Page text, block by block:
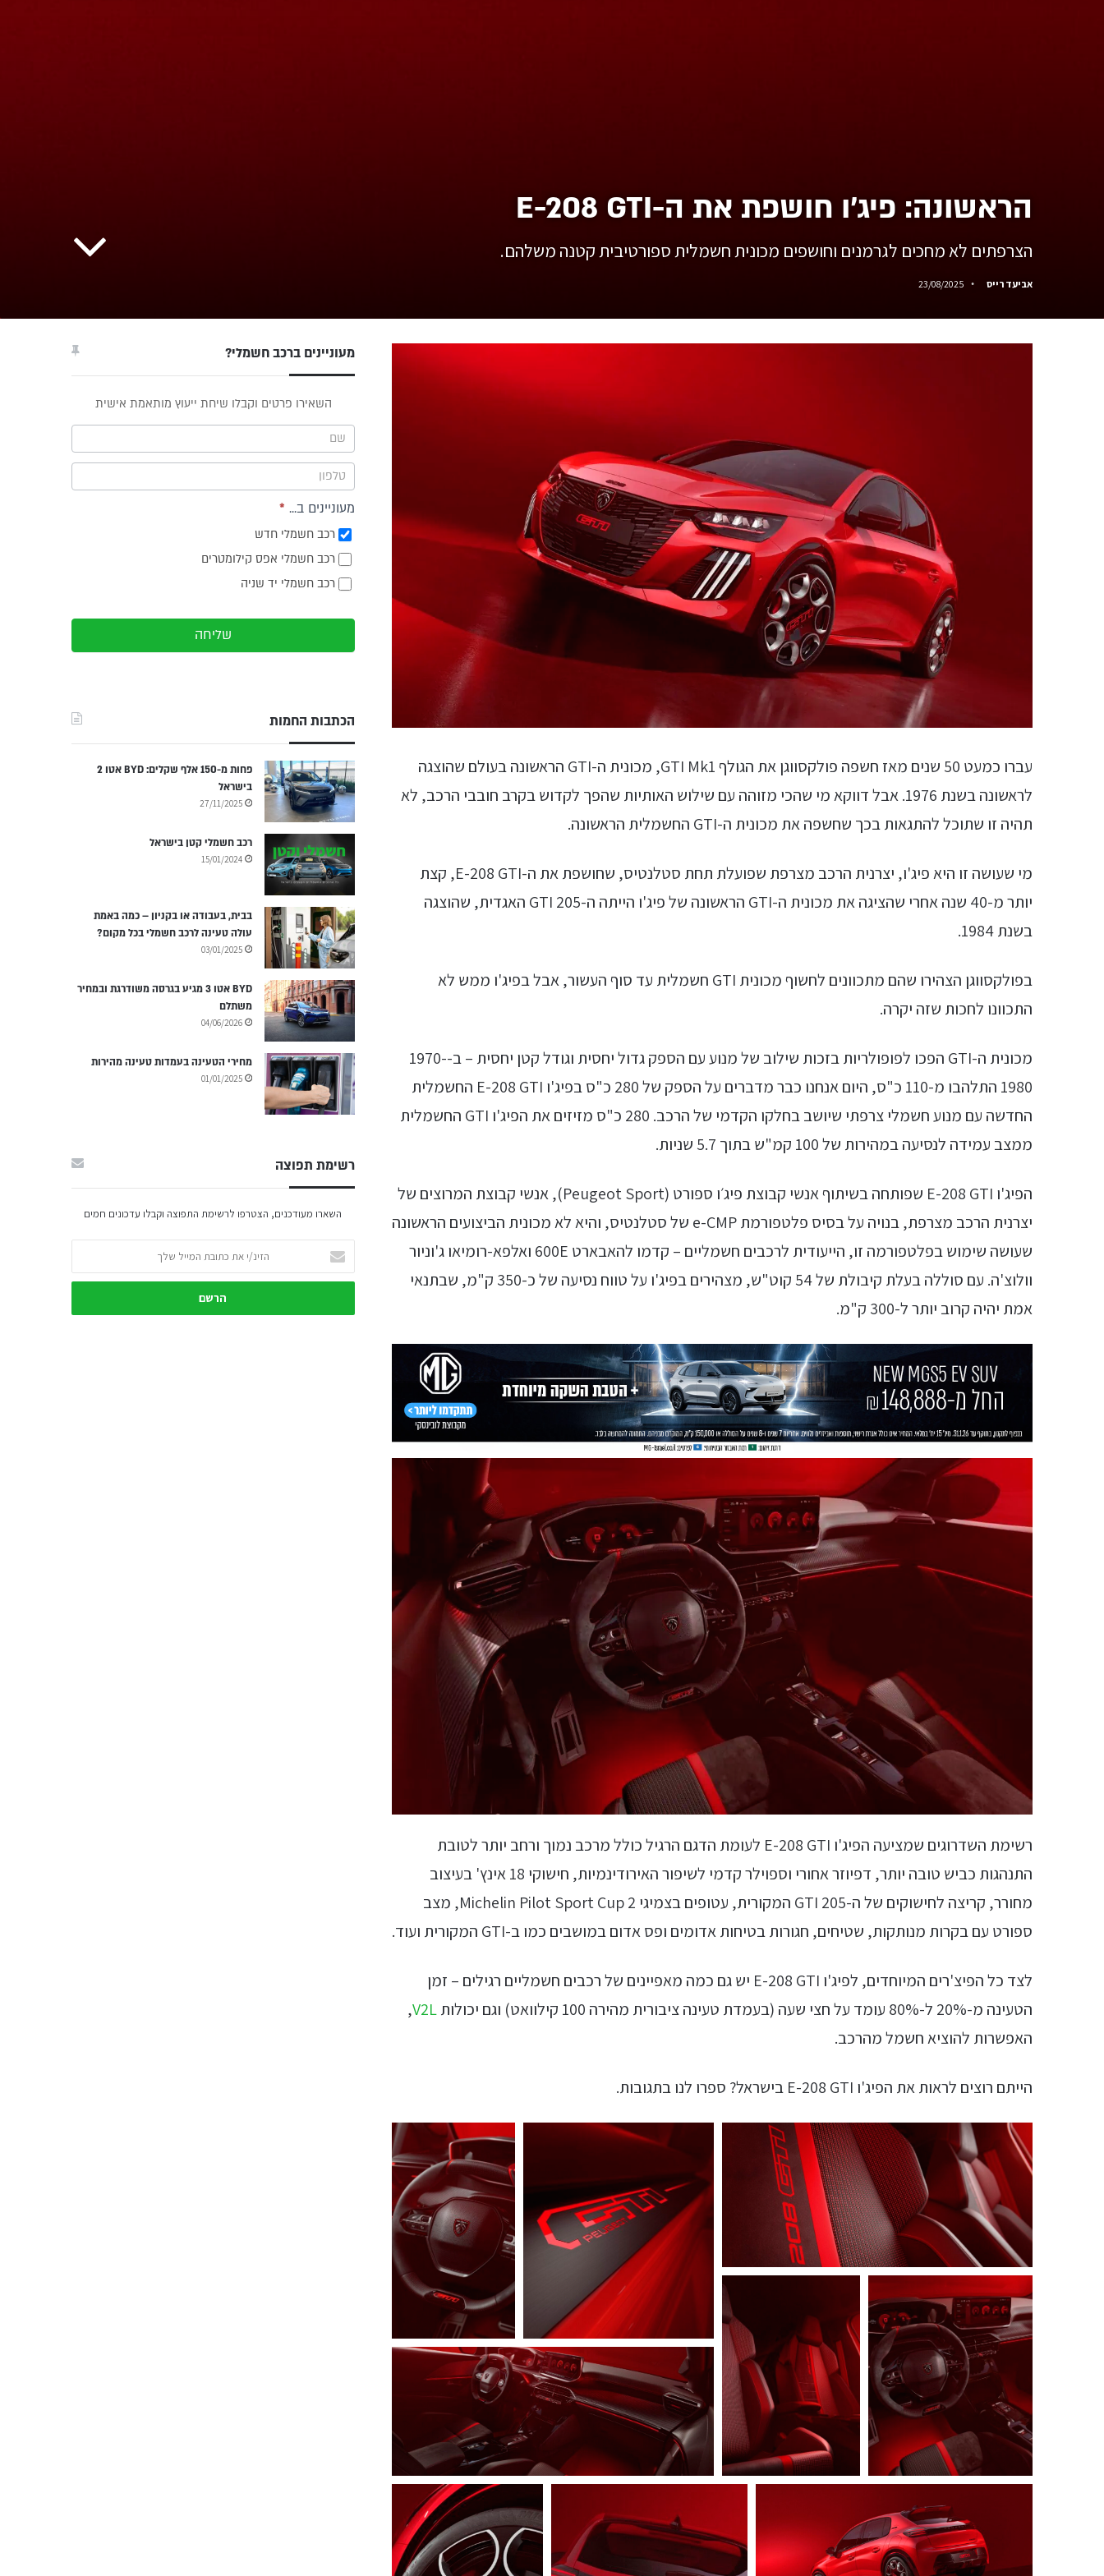
הראשונה: פיג'ו חושפת את ה-E-208 GTI
הצרפתים לא מחכים לגרמנים וחושפים מכונית חשמלית ספורטיבית קטנה משלהם.
אביעד רייס 23/08/2025
עברו כמעט 50 שנים מאז חשפה פולקסווגן את הגולף GTI Mk1, מכונית ה-GTI הראשונה בעולם שהוצגה
לראשונה בשנת 1976. אבל דווקא מי שהכי מזוהה עם שילוש האותיות שהפך לקדוש בקרב חובבי הרכב, לא
תהיה זו שתוכל להתגאות בכך שחשפה את מכונית ה-GTI החשמלית הראשונה.
מי שעושה זו היא פיג'ו, יצרנית הרכב מצרפת שפועלת תחת סטלנטיס, שחושפת את ה-E-208 GTI, קצת
יותר מ-40 שנה אחרי שהציגה את מכונית ה-GTI הראשונה של פיג'ו הייתה ה-205 GTI האגדית, שהוצגה
בשנת 1984.
בפולקסווגן הצהירו שהם מתכוונים לחשוף מכונית GTI חשמלית עד סוף העשור, אבל בפיג'ו ממש לא
התכוונו לחכות שזה יקרה.
מכונית ה-GTI הפכו לפופולריות בזכות שילוב של מנוע עם הספק גדול יחסית וגודל קטן יחסית – ב-1970-
1980 התלהבו מ-110 כ"ס, היום אנחנו כבר מדברים על הספק של 280 כ"ס בפיג'ו E-208 GTI החשמלית
החדשה עם מנוע חשמלי צרפתי שיושב בחלקו הקדמי של הרכב. 280 כ"ס מזיזים את הפיג'ו GTI החשמלית
ממצב עמידה לנסיעה במהירות של 100 קמ"ש בתוך 5.7 שניות.
הפיג'ו E-208 GTI שפותחה בשיתוף אנשי קבוצת פיג׳ו ספורט (Peugeot Sport), אנשי קבוצת המרוצים של
יצרנית הרכב מצרפת, בנויה על בסיס פלטפורמת e-CMP של סטלנטיס, והיא לא מכונית הביצועים הראשונה
שעושה שימוש בפלטפורמה זו, הייעודית לרכבים חשמליים – קדמו להאבארט 600E ואלפא-רומיאו ג'וניור
וולוצ'ה. עם סוללה בעלת קיבולת של 54 קוט"ש, מצהירים בפיג'ו על טווח נסיעה של כ-350 ק"מ, שבתנאי
אמת יהיה קרוב יותר ל-300 ק"מ.
רשימת השדרוגים שמציעה הפיג'ו E-208 GTI לעומת הדגם הרגיל כולל מרכב נמוך ורחב יותר לטובת
התנהגות כביש טובה יותר, דפיוזר אחורי וספוילר קדמי לשיפור האירודינמיות, חישוקי 18 אינץ' בעיצוב
מחורר, קריצה לחישוקים של ה-205 GTI המקורית, עטופים בצמיגי Michelin Pilot Sport Cup 2, מצב
ספורט עם בקרות מנותקות, שטיחים, חגורות בטיחות אדומים ופס אדום במושבים כמו ב-GTI המקורית ועוד.
לצד כל הפיצ'רים המיוחדים, לפיג'ו E-208 GTI יש גם כמה מאפיינים של רכבים חשמליים רגילים – זמן
הטעינה מ-20% ל-80% עומד על חצי שעה (בעמדת טעינה ציבורית מהירה 100 קילוואט) וגם יכולות
V2L
,
האפשרות להוציא חשמל מהרכב.
הייתם רוצים לראות את הפיג'ו E-208 GTI בישראל? ספרו לנו בתגובות.
מעוניינים ברכב חשמלי?
השאירו פרטים וקבלו שיחת ייעוץ מותאמת אישית
מעוניינים ב... *
רכב חשמלי חדש
רכב חשמלי אפס קילומטרים
רכב חשמלי יד שניה
שליחה
הכתבות החמות
פחות מ-150 אלף שקלים: BYD אטו 2
בישראל
27/11/2025
רכב חשמלי קטן בישראל
15/01/2024
בבית, בעבודה או בקניון – כמה באמת
עולה טעינה לרכב חשמלי בכל מקום?
03/01/2025
BYD אטו 3 מגיע בגרסה משודרגת ובמחיר
משתלם
04/06/2026
מחירי הטעינה בעמדות טעינה מהירות
01/01/2025
רשימת תפוצה
השארו מעודכנים, הצטרפו לרשימת התפוצה וקבלו עדכונים חמים
את
כתובת
שלך